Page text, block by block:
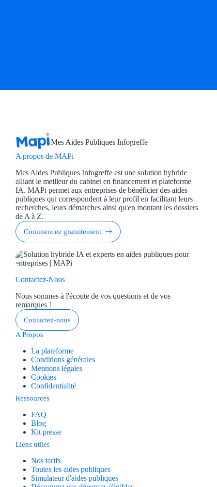
Mes Aides Publiques Infogreffe
A propos de MAPi
Mes Aides Publiques Infogreffe est une solution hybride
alliant le meilleur du cabinet en financement et plateforme
IA. MAPi permet aux entreprises de bénéficier des aides
publiques qui correspondent à leur profil en facilitant leurs
recherches, leurs démarches ainsi qu'en montant les dossiers
de A à Z.
Commencez gratuitement
Contactez-Nous
Nous sommes à l'écoute de vos questions et de vos
remarques !
Contactez-nous
A Propos
La plateforme
Conditions générales
Mentions légales
Cookies
Confidentialité
Ressources
FAQ
Blog
Kit presse
Liens utiles
Nos tarifs
Toutes les aides publiques
Simulateur d'aides publiques